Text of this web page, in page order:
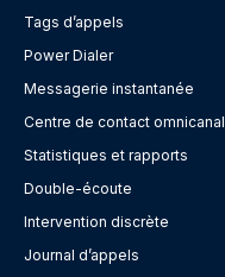
Tags d’appels
Power Dialer
Messagerie instantanée
Centre de contact omnicanal
Statistiques et rapports
Double-écoute
Intervention discrète
Journal d’appels